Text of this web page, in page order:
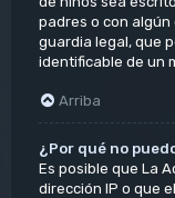
padres o con
guardia legal, que
identificable de un
Arriba
¿Por qué no
Es posible que La
dirección IP o que